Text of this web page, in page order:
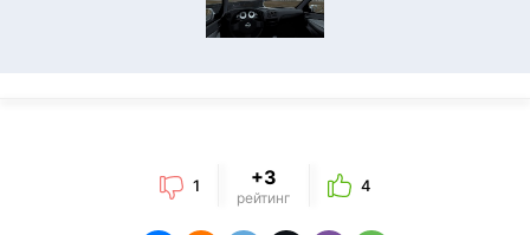
1 +3
рейтинг
4